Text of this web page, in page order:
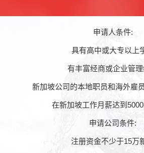
申请人条件:
具有高中或大专以上
有丰富经商或企业管
新加坡公司的本地职员和海外雇
在新加坡工作月薪达到
申请公司条件:
注册资金不少于15万